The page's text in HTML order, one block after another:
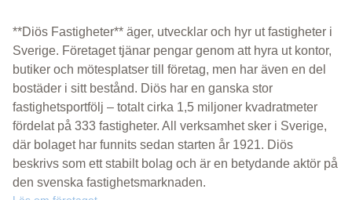
**Diös Fastigheter** äger, utvecklar och hyr ut fastigheter i
Sverige. Företaget tjänar pengar genom att hyra ut kontor,
butiker och mötesplatser till företag, men har även en del
bostäder i sitt bestånd. Diös har en ganska stor
fastighetsportfölj – totalt cirka 1,5 miljoner kvadratmeter
fördelat på 333 fastigheter. All verksamhet sker i Sverige,
där bolaget har funnits sedan starten år 1921. Diös
beskrivs som ett stabilt bolag och är en betydande aktör på
den svenska fastighetsmarknaden.